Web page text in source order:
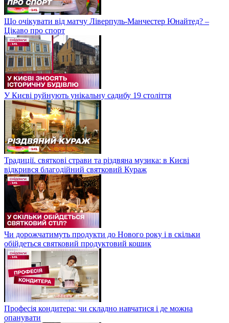
Що очікувати від матчу Ліверпуль-Манчестер Юнайтед? –
Цікаво про спорт
У Києві руйнують унікальну садибу 19 століття
Традиції. святкові страви та різдвяна музика: в Києві
відкрився благодійний святковий Кураж
Чи дорожчатимуть продукти до Нового року і в скільки
обійдеться святковий продуктовий кошик
Професія кондитера: чи складно навчатися і де можна
опанувати